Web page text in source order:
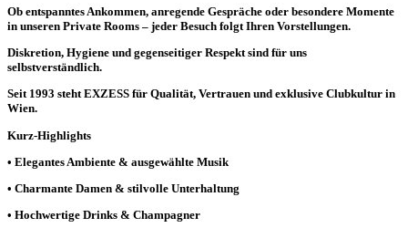
Ob entspanntes Ankommen, anregende Gespräche oder besondere Momente
in unseren Private Rooms – jeder Besuch folgt Ihren Vorstellungen.
Diskretion, Hygiene und gegenseitiger Respekt sind für uns
selbstverständlich.
Seit 1993 steht EXZESS für Qualität, Vertrauen und exklusive Clubkultur in
Wien.
Kurz-Highlights
• Elegantes Ambiente & ausgewählte Musik
• Charmante Damen & stilvolle Unterhaltung
• Hochwertige Drinks & Champagner